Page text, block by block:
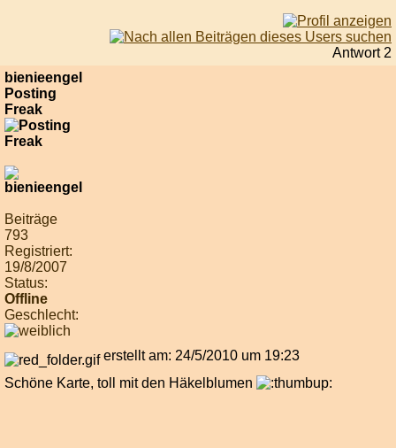
Antwort 2
bienieengel
Posting
Freak
Beiträge
793
Registriert:
19/8/2007
Status:
Offline
Geschlecht:
erstellt am: 24/5/2010 um 19:23
Schöne Karte, toll mit den Häkelblumen